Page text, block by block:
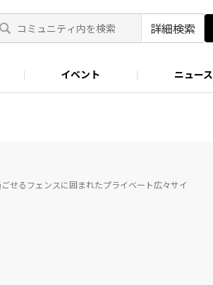
詳細検索
イベント ニュース
せるフェンスに囲まれたプライベート広々サイ